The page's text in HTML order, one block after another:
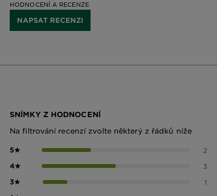
HODNOCENÍ A RECENZE
NAPSAT RECENZI
SNÍMKY Z HODNOCENÍ
Na filtrování recenzí zvolte některý z řádků níže
5★ 2
4★ 3
3★ 1